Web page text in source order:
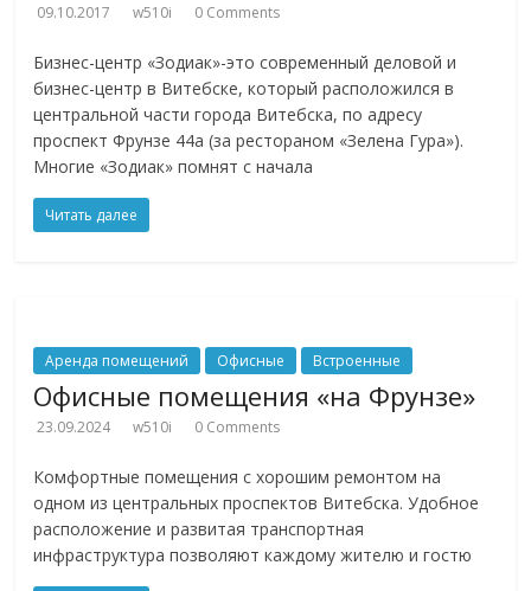
09.10.2017 w510i 0 Comments
Бизнес-центр «Зодиак»-это современный деловой и
бизнес-центр в Витебске, который расположился в
центральной части города Витебска, по адресу
проспект Фрунзе 44а (за рестораном «Зелена Гура»).
Многие «Зодиак» помнят с начала
Читать далее
Аренда помещений Офисные Встроенные
Офисные помещения «на Фрунзе»
23.09.2024 w510i 0 Comments
Комфортные помещения с хорошим ремонтом на
одном из центральных проспектов Витебска. Удобное
расположение и развитая транспортная
инфраструктура позволяют каждому жителю и гостю